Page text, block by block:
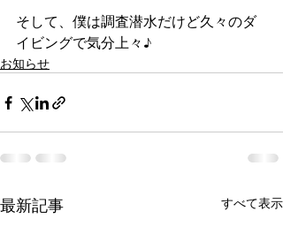
そして、僕は調査潜水だけど久々のダ
イビングで気分上々♪
お知らせ
最新記事 すべて表示